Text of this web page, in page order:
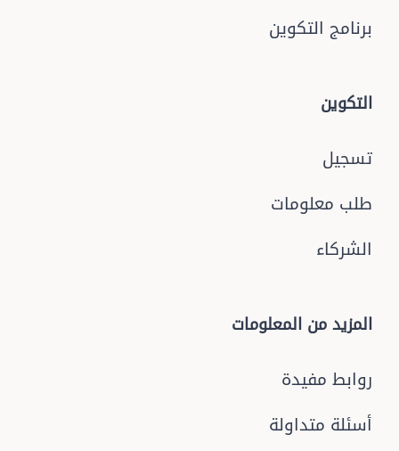
برنامج التكوين
التكوين
تسجيل
طلب معلومات
الشركاء
المزيد من المعلومات
روابط مفيدة
أسئلة متداولة